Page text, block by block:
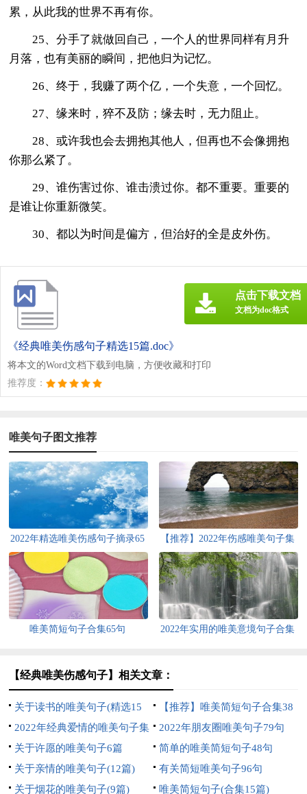
累，从此我的世界不再有你。
25、分手了就做回自己，一个人的世界同样有月升
月落，也有美丽的瞬间，把他归为记忆。
26、终于，我赚了两个亿，一个失意，一个回忆。
27、缘来时，猝不及防；缘去时，无力阻止。
28、或许我也会去拥抱其他人，但再也不会像拥抱
你那么紧了。
29、谁伤害过你、谁击溃过你。都不重要。重要的
是谁让你重新微笑。
30、都以为时间是偏方，但治好的全是皮外伤。
《经典唯美伤感句子精选15篇.doc》
将本文的Word文档下载到电脑，方便收藏和打印
推荐度：
点击下载文档
文档为doc格式
唯美句子图文推荐
2022年精选唯美伤感句子摘录65
条
【推荐】2022年伤感唯美句子集
合78条
唯美简短句子合集65句
2022年实用的唯美意境句子合集
【经典唯美伤感句子】相关文章：
关于读书的唯美句子(精选15
篇)
【推荐】唯美简短句子合集38
条
2022年经典爱情的唯美句子集
锦98条
2022年朋友圈唯美句子79句
关于许愿的唯美句子6篇
简单的唯美简短句子48句
关于亲情的唯美句子(12篇)
有关简短唯美句子96句
关于烟花的唯美句子(9篇)
唯美简短句子(合集15篇)